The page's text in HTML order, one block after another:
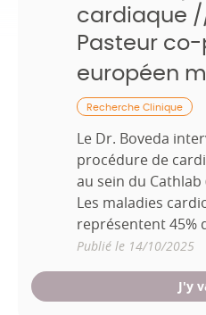
cardiaque
Pasteur
européen
Recherche Clinique
Le Dr. Boveda
procédure de
au sein du
Les maladies
représentent 45%
Publié le 14/10/2025
J'y